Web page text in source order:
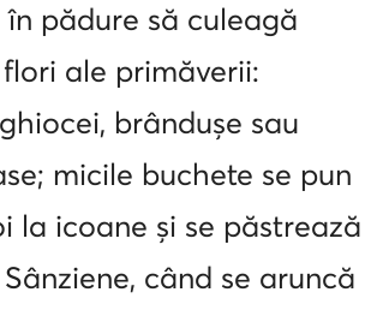
pădure să culeagă
ale primăverii:
brândușe sau
micile buchete se pun
la icoane și se păstrează
când se aruncă